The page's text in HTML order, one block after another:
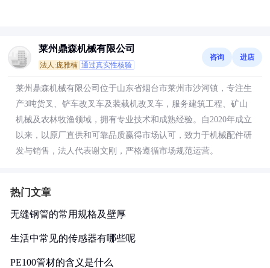
莱州鼎森机械有限公司
法人:庞雅楠 通过真实性核验
咨询 进店
莱州鼎森机械有限公司位于山东省烟台市莱州市沙河镇，专注生
产3吨货叉、铲车改叉车及装载机改叉车，服务建筑工程、矿山
机械及农林牧渔领域，拥有专业技术和成熟经验。自2020年成立
以来，以原厂直供和可靠品质赢得市场认可，致力于机械配件研
发与销售，法人代表谢文刚，严格遵循市场规范运营。
热门文章
无缝钢管的常用规格及壁厚
生活中常见的传感器有哪些呢
PE100管材的含义是什么